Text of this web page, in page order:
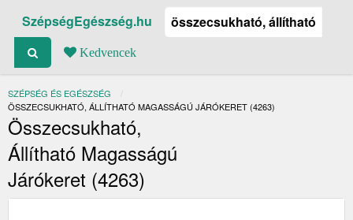
SzépségEgészség.hu
Kedvencek
SZÉPSÉG ÉS EGÉSZSÉG
JELENLEGI:
ÖSSZECSUKHATÓ, ÁLLÍTHATÓ MAGASSÁGÚ JÁRÓKERET (4263)
Összecsukható,
Állítható Magasságú
Járókeret (4263)